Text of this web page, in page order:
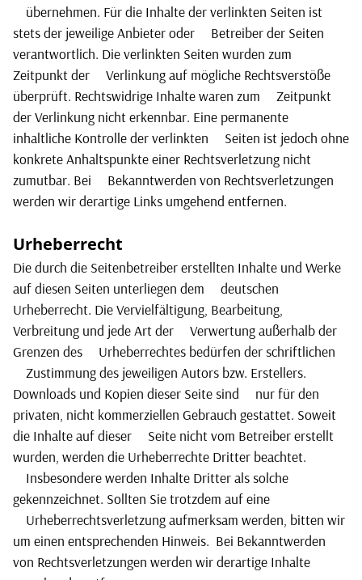
übernehmen. Für die Inhalte der verlinkten Seiten ist
stets der jeweilige Anbieter oder
Betreiber der Seiten
verantwortlich. Die verlinkten Seiten wurden zum
Zeitpunkt der
Verlinkung auf mögliche Rechtsverstöße
überprüft. Rechtswidrige Inhalte waren zum
Zeitpunkt
der Verlinkung nicht erkennbar. Eine permanente
inhaltliche Kontrolle der verlinkten
Seiten ist jedoch ohne
konkrete Anhaltspunkte einer Rechtsverletzung nicht
zumutbar. Bei
Bekanntwerden von Rechtsverletzungen
werden wir derartige Links umgehend entfernen.
Urheberrecht
Die durch die Seitenbetreiber erstellten Inhalte und Werke
auf diesen Seiten unterliegen dem
deutschen
Urheberrecht. Die Vervielfältigung, Bearbeitung,
Verbreitung und jede Art der
Verwertung außerhalb der
Grenzen des
Urheberrechtes bedürfen der schriftlichen
Zustimmung des jeweiligen Autors bzw. Erstellers.
Downloads und Kopien dieser Seite sind
nur für den
privaten, nicht kommerziellen Gebrauch gestattet. Soweit
die Inhalte auf dieser
Seite nicht vom Betreiber erstellt
wurden, werden die Urheberrechte Dritter beachtet.
Insbesondere werden Inhalte Dritter als solche
gekennzeichnet. Sollten Sie trotzdem auf eine
Urheberrechtsverletzung aufmerksam werden, bitten wir
um einen entsprechenden Hinweis. Bei Bekanntwerden
von Rechtsverletzungen werden wir derartige Inhalte